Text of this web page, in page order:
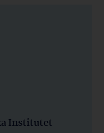
Institutet